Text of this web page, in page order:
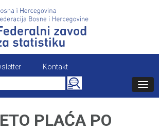
Kontakt
Search
for:
PLAĆA PO